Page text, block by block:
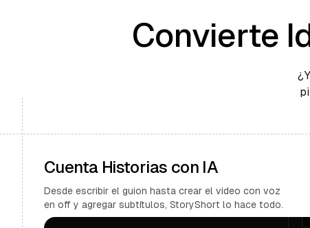
Convierte
Cuenta Historias con IA
Desde escribir el guion hasta crear el video con voz
en off y agregar subtítulos, StoryShort lo hace todo.